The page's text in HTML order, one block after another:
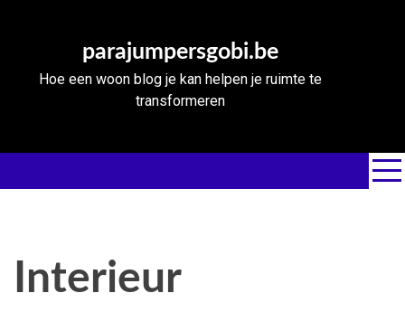
parajumpersgobi.be
Hoe een woon blog je kan helpen je ruimte te
transformeren
Interieur